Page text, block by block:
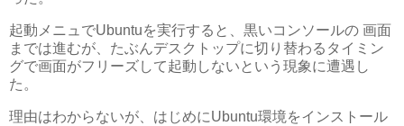
起動メニュでUbuntuを実行すると、黒いコンソールの 画面
までは進むが、たぶんデスクトップに切り替わるタイミン
グで画面がフリーズして起動しないという現象に遭遇し
た。
理由はわからないが、はじめにUbuntu環境をインストール